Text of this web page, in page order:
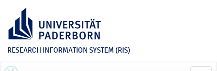
RESEARCH INFORMATION SYSTEM (RIS)